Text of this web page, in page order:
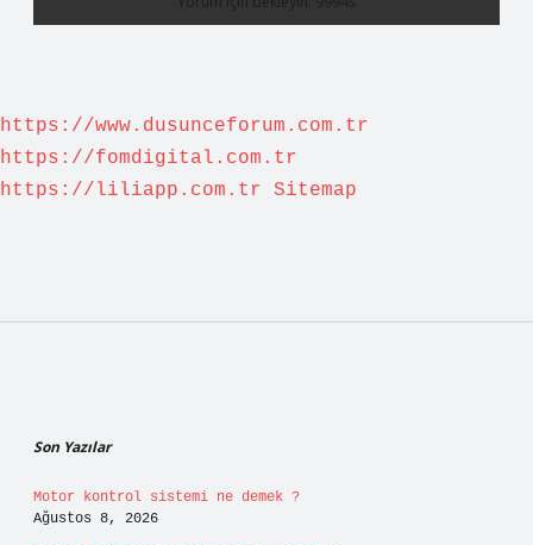
https://www.dusunceforum.com.tr
https://fomdigital.com.tr
https://liliapp.com.tr
Sitemap
Son Yazılar
Motor kontrol sistemi ne demek ?
Ağustos 8, 2026